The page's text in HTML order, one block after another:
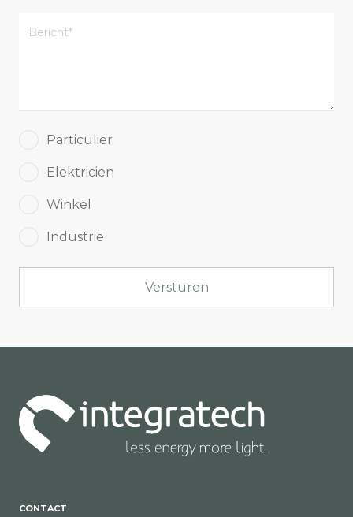
Particulier
Elektricien
Winkel
Industrie
Versturen
CONTACT